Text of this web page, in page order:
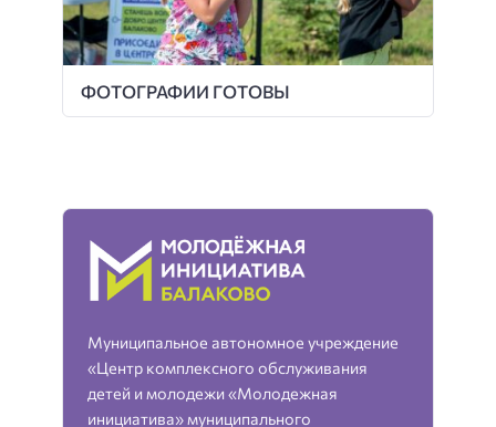
ФОТОГРАФИИ ГОТОВЫ
Муниципальное автономное учреждение
«Центр комплексного обслуживания
детей и молодежи «Молодежная
инициатива» муниципального